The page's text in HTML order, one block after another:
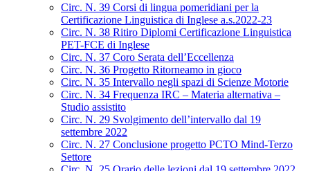
Circ. N. 39 Corsi di lingua pomeridiani per la
Certificazione Linguistica di Inglese a.s.2022-23
Circ. N. 38 Ritiro Diplomi Certificazione Linguistica
PET-FCE di Inglese
Circ. N. 37 Coro Serata dell’Eccellenza
Circ. N. 36 Progetto Ritorneamo in gioco
Circ. N. 35 Intervallo negli spazi di Scienze Motorie
Circ. N. 34 Frequenza IRC – Materia alternativa –
Studio assistito
Circ. N. 29 Svolgimento dell’intervallo dal 19
settembre 2022
Circ. N. 27 Conclusione progetto PCTO Mind-Terzo
Settore